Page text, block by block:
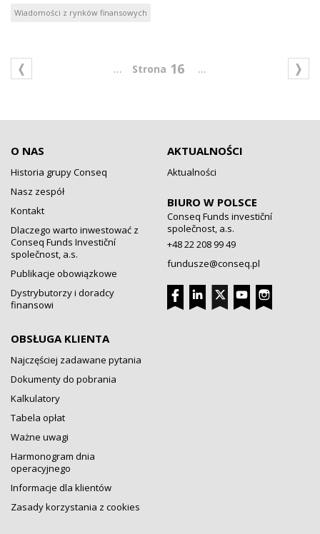
Wiadomości z rynków finansowych
... 16 ...
O NAS
Historia grupy Conseq
Nasz zespół
Kontakt
Dlaczego warto inwestować z
Conseq Funds Investiční
společnost, a.s.
Publikacje obowiązkowe
Dystrybutorzy i doradcy
finansowi
OBSŁUGA KLIENTA
Najczęściej zadawane pytania
Dokumenty do pobrania
Kalkulatory
Tabela opłat
Ważne uwagi
Harmonogram dnia
operacyjnego
Informacje dla klientów
Zasady korzystania z cookies
AKTUALNOŚCI
Aktualności
BIURO W POLSCE
Conseq Funds investiční
společnost, a.s.
+48 22 208 99 49
fundusze@conseq.pl